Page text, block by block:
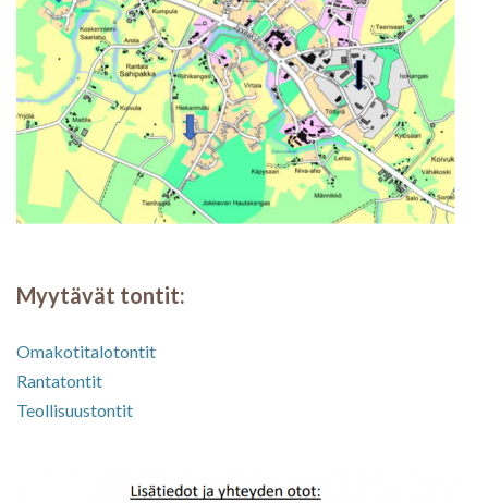
Myytävät tontit:
Omakotitalotontit
Rantatontit
Teollisuustontit